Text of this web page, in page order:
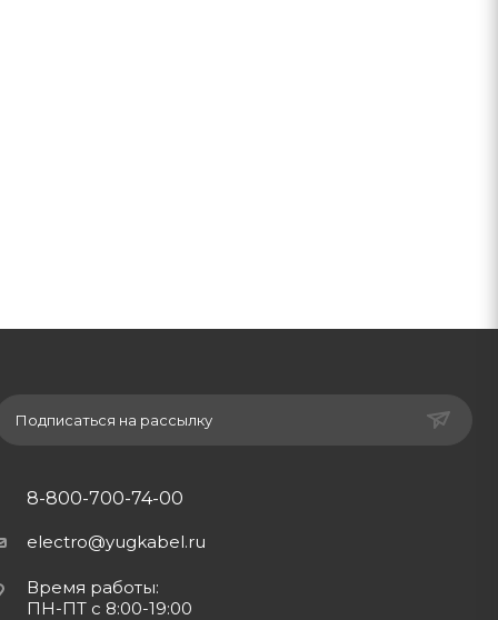
Подписаться на рассылку
8-800-700-74-00
electro@yugkabel.ru
Время работы:
ПН-ПТ с 8:00-19:00